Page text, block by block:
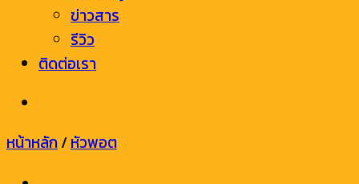
ข่าวสาร
รีวิว
ติดต่อเรา
หน้าหลัก/หัวพอต